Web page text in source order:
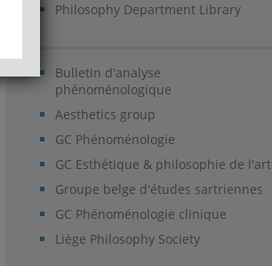
Philosophy Department Library
Bulletin d'analyse
phénoménologique
Aesthetics group
GC Phénoménologie
GC Esthétique & philosophie de l'art
Groupe belge d'études sartriennes
GC Phénoménologie clinique
Liège Philosophy Society